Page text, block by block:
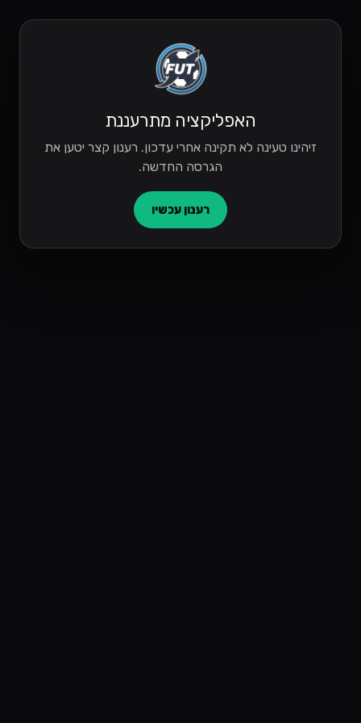
האפליקציה מתרעננת
זיהינו טעינה לא תקינה אחרי עדכון. רענון קצר יטען את
הגרסה החדשה.
רענון עכשיו